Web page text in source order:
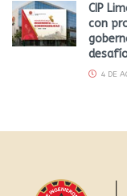
CIP
con
4 DE